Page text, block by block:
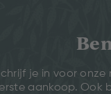
je in voor
aankoop. Ook